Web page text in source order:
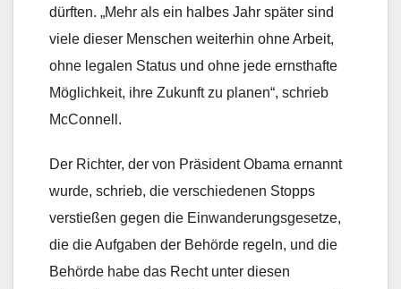
dürften. „Mehr als ein halbes Jahr später sind
viele dieser Menschen weiterhin ohne Arbeit,
ohne legalen Status und ohne jede ernsthafte
Möglichkeit, ihre Zukunft zu planen“, schrieb
McConnell.
Der Richter, der von Präsident Obama ernannt
wurde, schrieb, die verschiedenen Stopps
verstießen gegen die Einwanderungsgesetze,
die die Aufgaben der Behörde regeln, und die
Behörde habe das Recht unter diesen